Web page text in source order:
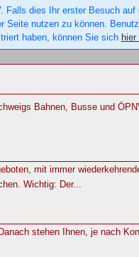
Falls dies Ihr erster Besuch
Seite nutzen zu können.
haben, können Sie sich
Bahnen, Busse und
mit immer
Wichtig: Der...
stehen Ihnen, je nach